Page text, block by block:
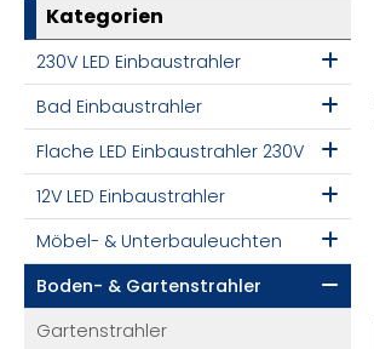
Kategorien
230V LED Einbaustrahler
Bad Einbaustrahler
Flache LED Einbaustrahler 230V
12V LED Einbaustrahler
Möbel- & Unterbauleuchten
Boden- & Gartenstrahler
Gartenstrahler